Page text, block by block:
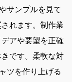
サンプルを見て
れます。制作業
アや要望を正確
です。柔軟な対
ツを作り上げる